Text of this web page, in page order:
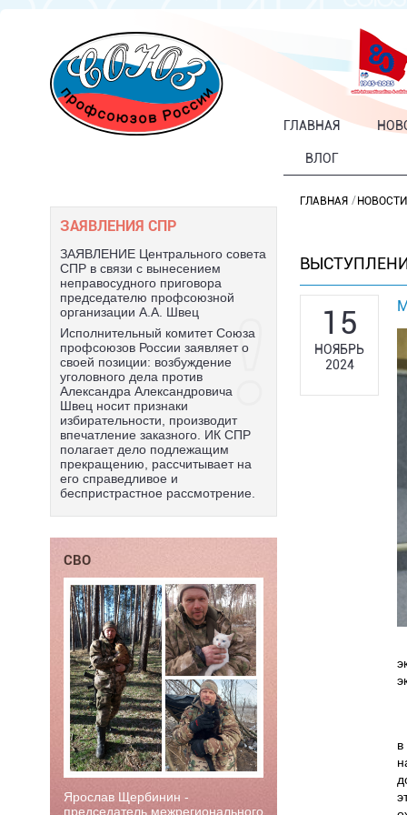
ГЛАВНАЯ
ВЛОГ
ЗАЯВЛЕНИЯ СПР
ЗАЯВЛЕНИЕ Центрального совета
СПР в связи с вынесением
неправосудного приговора
председателю профсоюзной
организации А.А. Швец
Исполнительный комитет Союза
профсоюзов России заявляет о
своей позиции: возбуждение
уголовного дела против
Александра Александровича
Швец носит признаки
избирательности, производит
впечатление заказного. ИК СПР
полагает дело подлежащим
прекращению, рассчитывает на
его справедливое и
беспристрастное рассмотрение.
СВО
Ярослав Щербинин -
председатель межрегионального
ГЛАВНАЯ
15
НОЯБРЬ
2024